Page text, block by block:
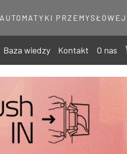
PRZEMYSŁOWEJ
Baza wiedzy Kontakt O nas